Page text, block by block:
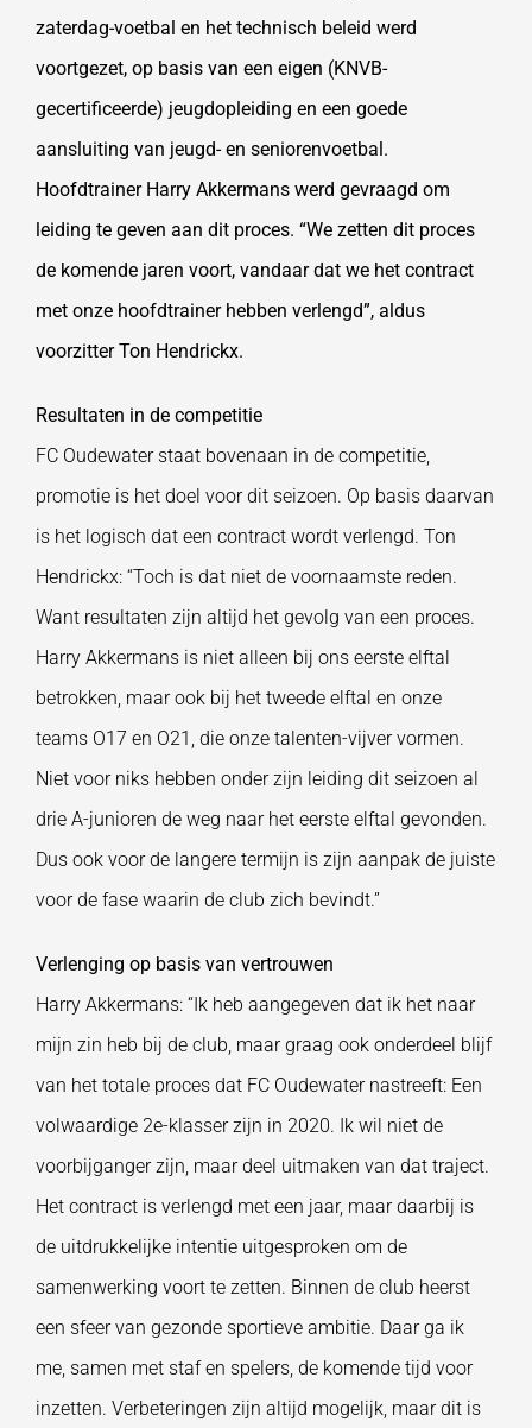
zaterdag-voetbal en het technisch beleid werd
voortgezet, op basis van een eigen (KNVB-
gecertificeerde) jeugdopleiding en een goede
aansluiting van jeugd- en seniorenvoetbal.
Hoofdtrainer Harry Akkermans werd gevraagd om
leiding te geven aan dit proces. “We zetten dit proces
de komende jaren voort, vandaar dat we het contract
met onze hoofdtrainer hebben verlengd”, aldus
voorzitter Ton Hendrickx.
Resultaten in de competitie
FC Oudewater staat bovenaan in de competitie,
promotie is het doel voor dit seizoen. Op basis daarvan
is het logisch dat een contract wordt verlengd. Ton
Hendrickx: “Toch is dat niet de voornaamste reden.
Want resultaten zijn altijd het gevolg van een proces.
Harry Akkermans is niet alleen bij ons eerste elftal
betrokken, maar ook bij het tweede elftal en onze
teams O17 en O21, die onze talenten-vijver vormen.
Niet voor niks hebben onder zijn leiding dit seizoen al
drie A-junioren de weg naar het eerste elftal gevonden.
Dus ook voor de langere termijn is zijn aanpak de juiste
voor de fase waarin de club zich bevindt.”
Verlenging op basis van vertrouwen
Harry Akkermans: “Ik heb aangegeven dat ik het naar
mijn zin heb bij de club, maar graag ook onderdeel blijf
van het totale proces dat FC Oudewater nastreeft: Een
volwaardige 2e-klasser zijn in 2020. Ik wil niet de
voorbijganger zijn, maar deel uitmaken van dat traject.
Het contract is verlengd met een jaar, maar daarbij is
de uitdrukkelijke intentie uitgesproken om de
samenwerking voort te zetten. Binnen de club heerst
een sfeer van gezonde sportieve ambitie. Daar ga ik
me, samen met staf en spelers, de komende tijd voor
inzetten. Verbeteringen zijn altijd mogelijk, maar dit is